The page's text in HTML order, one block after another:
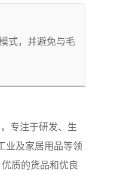
式，并避免与毛
专注于研发、生
业及家居用品等领
质的货品和优良